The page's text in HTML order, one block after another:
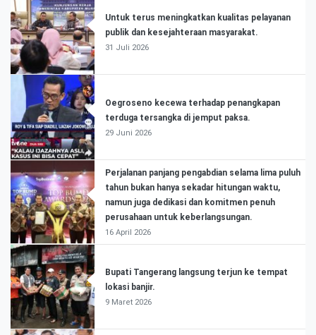
Untuk terus meningkatkan kualitas pelayanan
publik dan kesejahteraan masyarakat.
31 Juli 2026
Oegroseno kecewa terhadap penangkapan
terduga tersangka di jemput paksa.
29 Juni 2026
Perjalanan panjang pengabdian selama lima puluh
tahun bukan hanya sekadar hitungan waktu,
namun juga dedikasi dan komitmen penuh
perusahaan untuk keberlangsungan.
16 April 2026
Bupati Tangerang langsung terjun ke tempat
lokasi banjir.
9 Maret 2026